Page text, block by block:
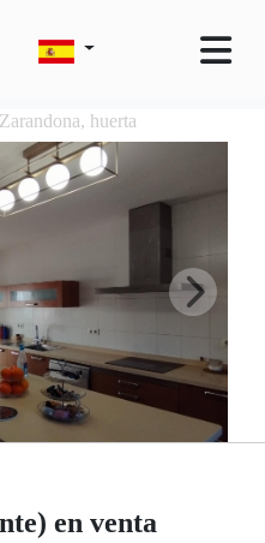
huerta
en venta